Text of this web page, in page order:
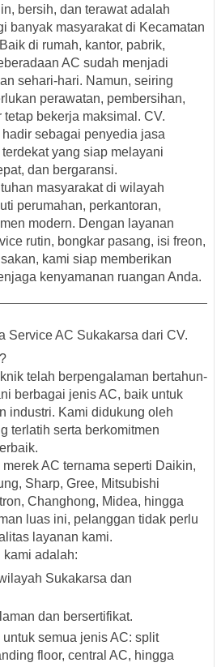
bersih, dan terawat adalah
banyak masyarakat di Kecamatan
di rumah, kantor, pabrik,
AC sudah menjadi
sehari-hari. Namun, seiring
perawatan, pembersihan,
bekerja maksimal. CV.
sebagai penyedia jasa
yang siap melayani
dan bergaransi.
masyarakat di wilayah
perumahan, perkantoran,
modern. Dengan layanan
rutin, bongkar pasang, isi freon,
kami siap memberikan
kenyamanan ruangan Anda.
Service AC Sukakarsa dari CV.
telah berpengalaman bertahun-
berbagai jenis AC, baik untuk
industri. Kami didukung oleh
terlatih serta berkomitmen
AC ternama seperti Daikin,
Sharp, Gree, Mitsubishi
Changhong, Midea, hingga
luas ini, pelanggan tidak perlu
layanan kami.
adalah:
Sukakarsa dan
dan bersertifikat.
semua jenis AC: split
floor, central AC, hingga